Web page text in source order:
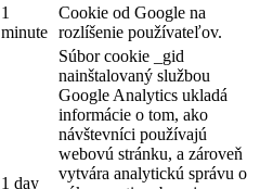
1
minute
Cookie od Google na
rozlíšenie používateľov.
1 day
Súbor cookie _gid
nainštalovaný službou
Google Analytics ukladá
informácie o tom, ako
návštevníci používajú
webovú stránku, a zároveň
vytvára analytickú správu o